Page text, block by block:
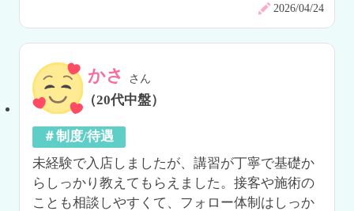
2026/04/24
かさ さん
（20代中盤）
＃制度/待遇
未経験で入店しましたが、講習が丁寧で基礎か
らしっかり教えてもらえました。接客や施術の
ことも相談しやすくて、フォロー体制はしっか